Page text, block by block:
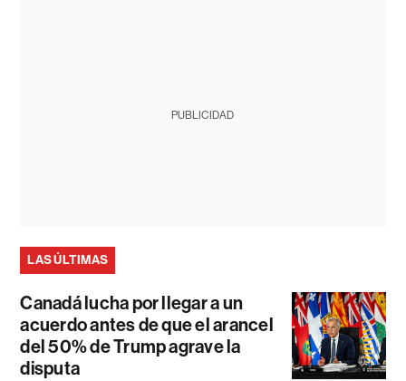
PUBLICIDAD
LAS ÚLTIMAS
Canadá lucha por llegar a un
acuerdo antes de que el arancel
del 50% de Trump agrave la
disputa